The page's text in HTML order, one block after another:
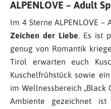
ALPENLOVE – Adult
Im 4 Sterne ALPENLOVE
Zeichen der Liebe. Es ist
genug von Romantik
Tirol erwarten euch
Kuschelfrühstück sowie
im Wellnessbereich „Black
Ambiente gezeichnet